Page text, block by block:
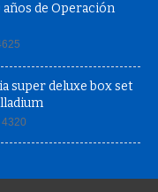
años de Operación
super deluxe box set
4320